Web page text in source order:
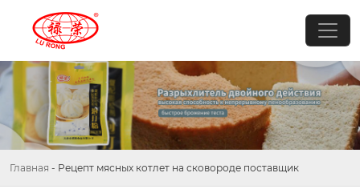
Главная - Рецепт мясных котлет на сковороде поставщик